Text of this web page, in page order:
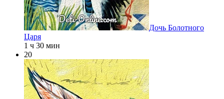
Дочь Болотного
Царя
1 ч 30 мин
20